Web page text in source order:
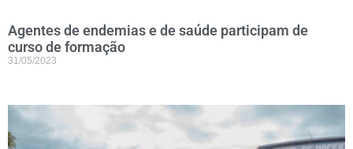
Agentes de endemias e de saúde participam de
curso de formação
31/05/2023